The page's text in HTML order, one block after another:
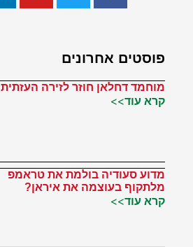
פוסטים אחרונים
מוחמד דחלאן חוזר לזירה העזתית
קרא עוד>>
מדוע סעודיה בולמת את טראמפ
מלתקוף בעוצמה את איראן?
קרא עוד>>